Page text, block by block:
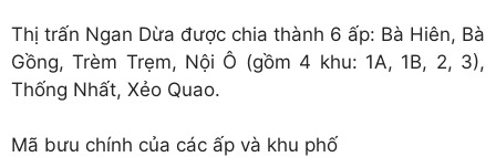
Thị trấn Ngan Dừa được chia thành 6 ấp: Bà Hiên, Bà
Gồng, Trèm Trẹm, Nội Ô (gồm 4 khu: 1A, 1B, 2, 3),
Thống Nhất, Xẻo Quao.
Mã bưu chính của các ấp và khu phố